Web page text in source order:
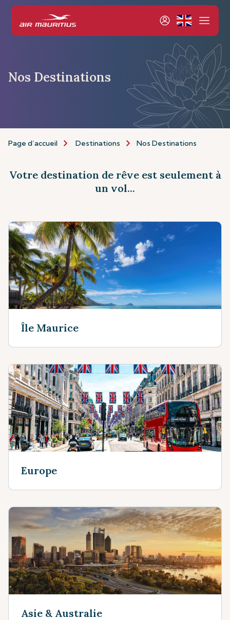
Nos Destinations
Page d’accueil Destinations Nos Destinations
Votre destination de rêve est seulement à
un vol...
Île Maurice
Europe
Asie & Australie